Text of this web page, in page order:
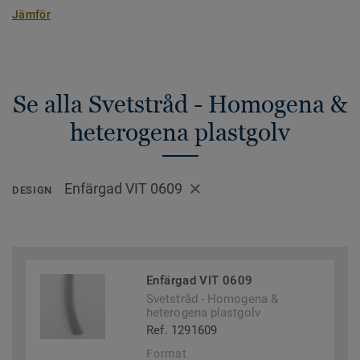
Jämför
Se alla Svetstråd - Homogena &
heterogena plastgolv
DESIGN Enfärgad VIT 0609
Enfärgad VIT 0609
Svetstråd - Homogena &
heterogena plastgolv
Ref. 1291609
Format